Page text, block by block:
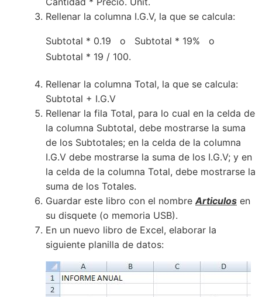
Rellenar la columna I.G.V, la que se calcula:
Subtotal * 0.19 o Subtotal * 19% o
Subtotal * 19 / 100.
Rellenar la columna Total, la que se calcula:
Subtotal + I.G.V
Rellenar la fila Total, para lo cual en la celda de
la columna Subtotal, debe mostrarse la suma
de los Subtotales; en la celda de la columna
I.G.V debe mostrarse la suma de los I.G.V; y en
la celda de la columna Total, debe mostrarse la
suma de los Totales.
Guardar este libro con el nombre Articulos en
su disquete (o memoria USB).
En un nuevo libro de Excel, elaborar la
siguiente planilla de datos: